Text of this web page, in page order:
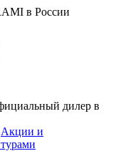
в России
дилер в
Акции и